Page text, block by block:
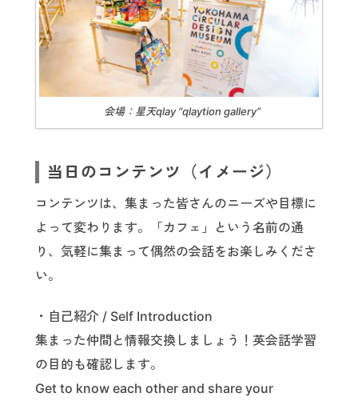
会場：星天qlay “qlaytion gallery”
当日のコンテンツ（イメージ）
コンテンツは、集まった皆さんのニーズや目標に
よって変わります。「カフェ」という名前の通
り、気軽に集まって偶然の会話をお楽しみくださ
い。
・自己紹介 / Self Introduction
集まった仲間と情報交換しましょう！英会話学習
の目的も確認します。
Get to know each other and share your